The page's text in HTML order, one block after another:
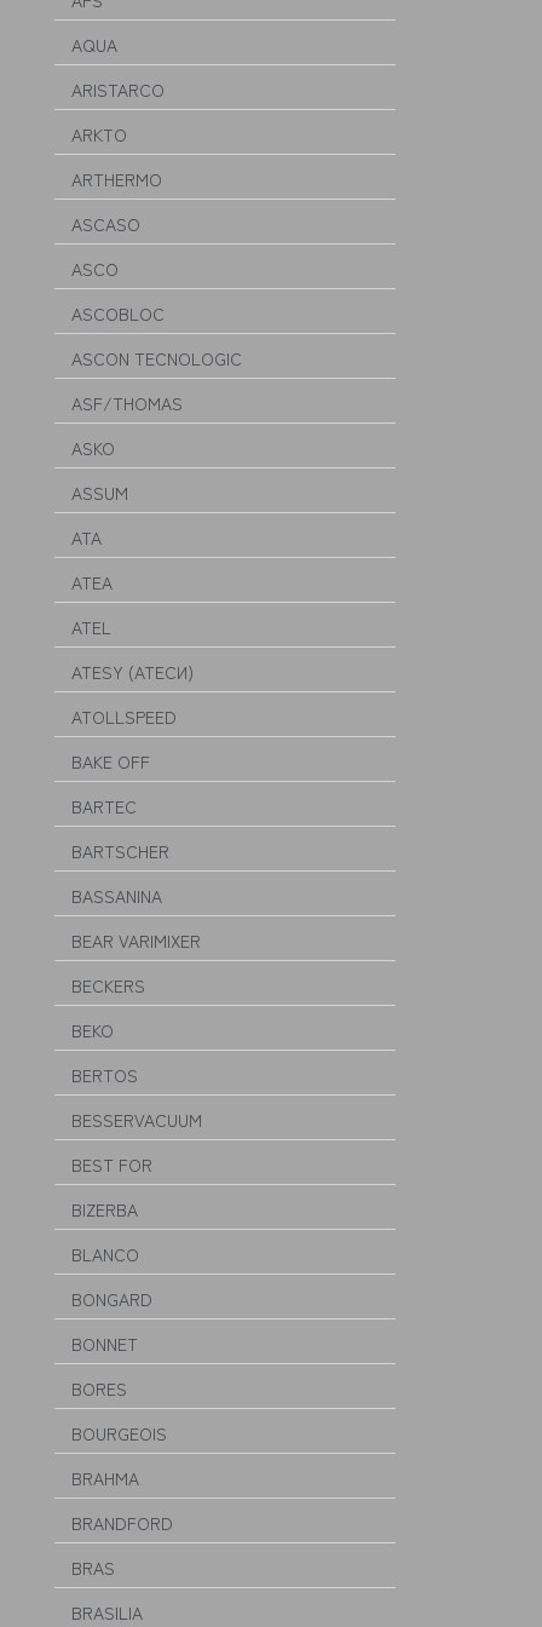
AQUA
ARISTARCO
ARKTO
ARTHERMO
ASCASO
ASCO
ASCOBLOC
ASCON TECNOLOGIC
ASF/THOMAS
ASKO
ASSUM
ATA
ATEA
ATEL
ATESY (АТЕСИ)
ATOLLSPEED
BAKE OFF
BARTEC
BARTSCHER
BASSANINA
BEAR VARIMIXER
BECKERS
BEKO
BERTOS
BESSERVACUUM
BEST FOR
BIZERBA
BLANCO
BONGARD
BONNET
BORES
BOURGEOIS
BRAHMA
BRANDFORD
BRAS
BRASILIA